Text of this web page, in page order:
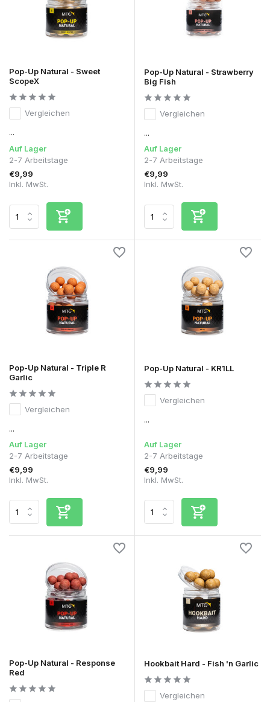
Pop-Up Natural - Sweet
ScopeX
Vergleichen
...
Auf Lager
2-7 Arbeitstage
€9,99
Inkl. MwSt.
Pop-Up Natural - Strawberry
Big Fish
Vergleichen
...
Auf Lager
2-7 Arbeitstage
€9,99
Inkl. MwSt.
Pop-Up Natural - Triple R
Garlic
Vergleichen
...
Auf Lager
2-7 Arbeitstage
€9,99
Inkl. MwSt.
Pop-Up Natural - KR1LL
Vergleichen
...
Auf Lager
2-7 Arbeitstage
€9,99
Inkl. MwSt.
Pop-Up Natural - Response
Red
Hookbait Hard - Fish 'n Garlic
Vergleichen